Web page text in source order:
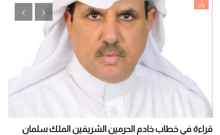
رأي
قراءة في خطاب خادم الحرمين الشريفين الملك سلمان